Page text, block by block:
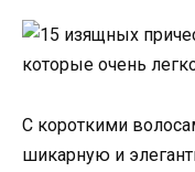
С короткими
шикарную и